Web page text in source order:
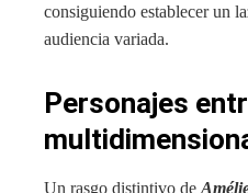
consiguiendo establecer un
audiencia variada.
Personajes
Un rasgo distintivo de